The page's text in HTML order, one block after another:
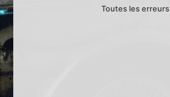
Toutes les erreurs